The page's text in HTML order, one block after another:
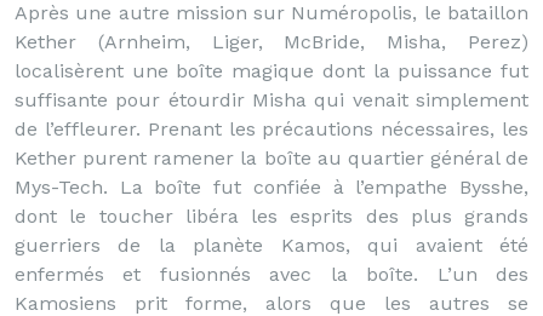
Après une autre mission sur Numéropolis, le bataillon
Kether (Arnheim, Liger, McBride, Misha, Perez)
localisèrent une boîte magique dont la puissance fut
suffisante pour étourdir Misha qui venait simplement
de l’effleurer. Prenant les précautions nécessaires, les
Kether purent ramener la boîte au quartier général de
Mys-Tech. La boîte fut confiée à l’empathe Bysshe,
dont le toucher libéra les esprits des plus grands
guerriers de la planète Kamos, qui avaient été
enfermés et fusionnés avec la boîte. L’un des
Kamosiens prit forme, alors que les autres se